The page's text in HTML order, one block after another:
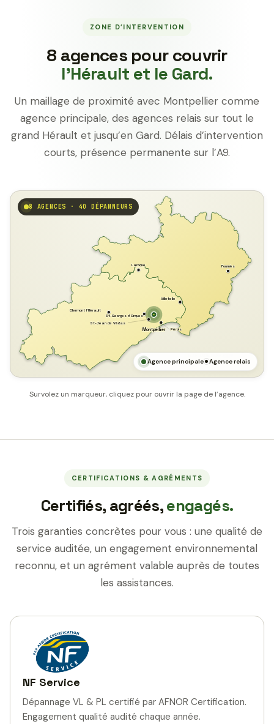
ZONE D’INTERVENTION
8 agences pour couvrir
l’Hérault et le Gard.
Un maillage de proximité avec Montpellier comme
agence principale, des agences relais sur tout le
grand Hérault et jusqu’en Gard. Délais d’intervention
courts, présence permanente sur l’A9.
Montpellier Pérols
Laroque Fournès
Villetelle
St-Georges d'Orques
Clermont l'Hérault
St-Jean de Védas
8 AGENCES · 40 DÉPANNEURS
Agence principale Agence relais
Survolez un marqueur, cliquez pour ouvrir la page de l’agence.
CERTIFICATIONS & AGRÉMENTS
Certifiés, agréés,engagés.
Trois garanties concrètes pour vous : une qualité de
service auditée, un engagement environnemental
reconnu, et un agrément valable auprès de toutes
les assistances.
NF Service
Dépannage VL & PL certifié par AFNOR Certification.
Engagement qualité audité chaque année.